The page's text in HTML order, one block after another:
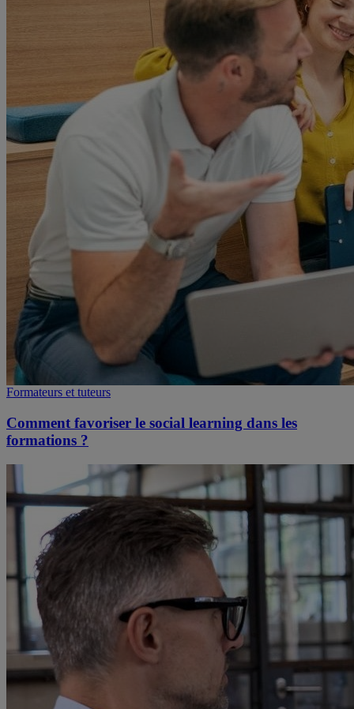
Formateurs et tuteurs
Comment favoriser le social learning dans les
formations ?